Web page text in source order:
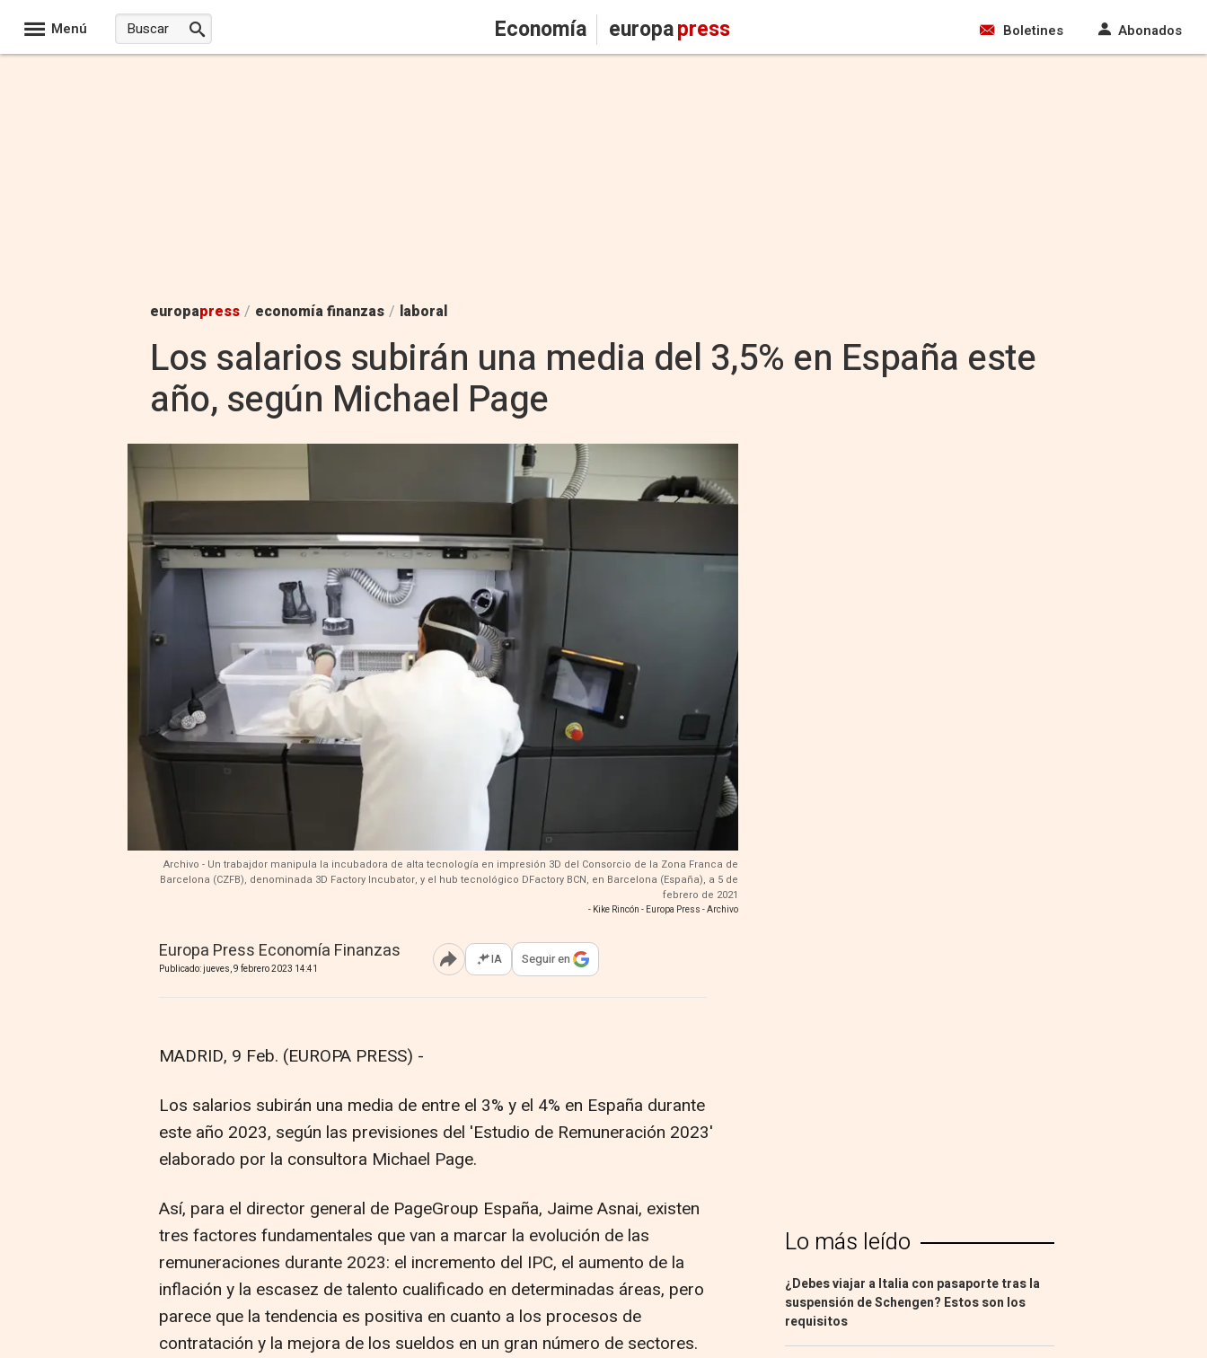
Menú Economía europapress Boletines Abonados
europapress / economía finanzas / laboral
Los salarios subirán una media del 3,5% en España este
año, según Michael Page
Archivo - Un trabajdor manipula la incubadora de alta tecnología en impresión 3D del Consorcio de la Zona Franca de
Barcelona (CZFB), denominada 3D Factory Incubator, y el hub tecnológico DFactory BCN, en Barcelona (España), a 5 de
febrero de 2021
- Kike Rincón - Europa Press - Archivo
Europa Press Economía Finanzas
Publicado: jueves, 9 febrero 2023 14:41 Abrir opciones para compartir
IA Seguir en
MADRID, 9 Feb. (EUROPA PRESS) -
Los salarios subirán una media de entre el 3% y el 4% en España durante
este año 2023, según las previsiones del 'Estudio de Remuneración 2023'
elaborado por la consultora Michael Page.
Así, para el director general de PageGroup España, Jaime Asnai, existen
tres factores fundamentales que van a marcar la evolución de las
remuneraciones durante 2023: el incremento del IPC, el aumento de la
inflación y la escasez de talento cualificado en determinadas áreas, pero
parece que la tendencia es positiva en cuanto a los procesos de
contratación y la mejora de los sueldos en un gran número de sectores.
Lo más leído
¿Debes viajar a Italia con pasaporte tras la
suspensión de Schengen? Estos son los
requisitos